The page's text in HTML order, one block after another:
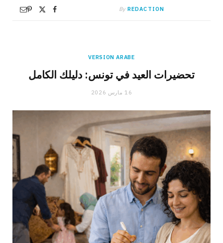
By REDACTION
VERSION ARABE
تحضيرات العيد في تونس: دليلك الكامل
16 مارس 2026